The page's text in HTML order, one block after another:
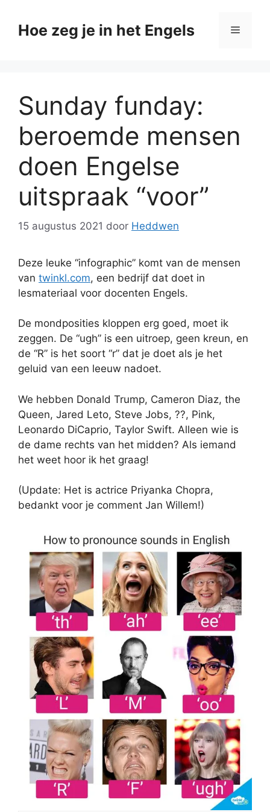
naarHoe zeg je in het Engels Menu
Sunday funday:
beroemde mensen
doen Engelse
uitspraak “voor”
15 augustus 2021 door Heddwen
Deze leuke “infographic” komt van de mensen
van twinkl.com, een bedrijf dat doet in
lesmateriaal voor docenten Engels.
De mondposities kloppen erg goed, moet ik
zeggen. De “ugh” is een uitroep, geen kreun, en
de “R” is het soort “r” dat je doet als je het
geluid van een leeuw nadoet.
We hebben Donald Trump, Cameron Diaz, the
Queen, Jared Leto, Steve Jobs, ??, Pink,
Leonardo DiCaprio, Taylor Swift. Alleen wie is
de dame rechts van het midden? Als iemand
het weet hoor ik het graag!
(Update: Het is actrice Priyanka Chopra,
bedankt voor je comment Jan Willem!)